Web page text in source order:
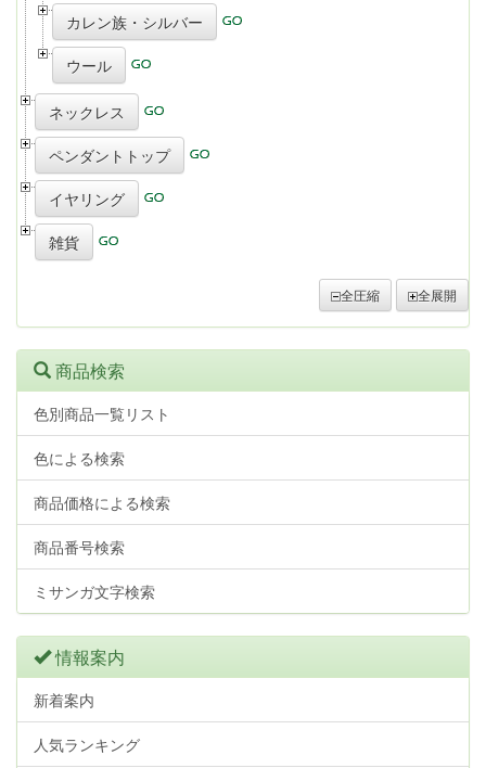
カレン族・シルバー
ウール
ネックレス
ペンダントトップ
イヤリング
雑貨
全圧縮 全展開
商品検索
色別商品一覧リスト
色による検索
商品価格による検索
商品番号検索
ミサンガ文字検索
情報案内
新着案内
人気ランキング